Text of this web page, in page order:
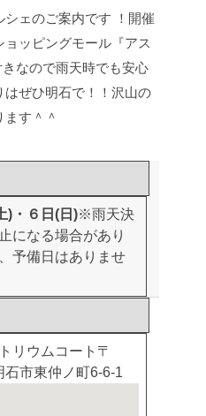
ェのご案内です ！開催
ッピングモール『アス
なので雨天時でも安心
ぜひ明石で！！沢山の
す＾＾
)・６日(日)※雨天決
になる場合があり
予備日はありませ
リウムコート 〒
市東仲ノ町6-6-1